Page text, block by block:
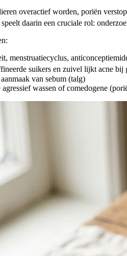
overactief worden, poriën
daarin een cruciale rol:
menstruatiecyclus,
suikers en zuivel lijkt acne bij
van sebum (talg)
wassen of comedogene